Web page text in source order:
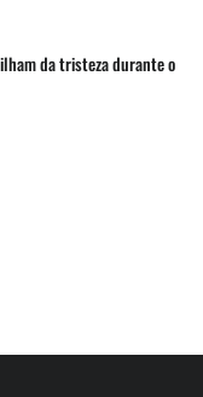
da tristeza durante o